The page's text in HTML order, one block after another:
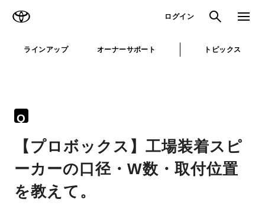
ログイン 検索 メニュ
ラインアップ オーナーサポート トピックス
Q
【プロボックス】工場装着スピ
ーカーの口径・W数・取付位置
を教えて。